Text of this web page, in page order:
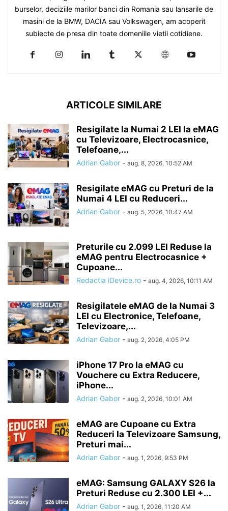
burselor, deciziile marilor banci din Romania sau lansarile de
masini de la BMW, DACIA sau Volkswagen, am acoperit
subiecte de presa din toate domeniile vietii cotidiene.
ARTICOLE SIMILARE
Resigilate la Numai 2 LEI la eMAG
cu Televizoare, Electrocasnice,
Telefoane,...
Adrian Gabor - aug. 8, 2026, 10:52 AM
Resigilate eMAG cu Preturi de la
Numai 4 LEI cu Reduceri...
Adrian Gabor - aug. 5, 2026, 10:47 AM
Preturile cu 2.099 LEI Reduse la
eMAG pentru Electrocasnice +
Cupoane...
Redactia iDevice.ro - aug. 4, 2026, 10:11 AM
Resigilatele eMAG de la Numai 3
LEI cu Electronice, Telefoane,
Televizoare,...
Adrian Gabor - aug. 2, 2026, 4:05 PM
iPhone 17 Pro la eMAG cu
Vouchere cu Extra Reducere,
iPhone...
Adrian Gabor - aug. 2, 2026, 10:01 AM
eMAG are Cupoane cu Extra
Reduceri la Televizoare Samsung,
Preturi mai...
Adrian Gabor - aug. 1, 2026, 9:53 PM
eMAG: Samsung GALAXY S26 la
Preturi Reduse cu 2.300 LEI +...
Adrian Gabor - aug. 1, 2026, 11:20 AM